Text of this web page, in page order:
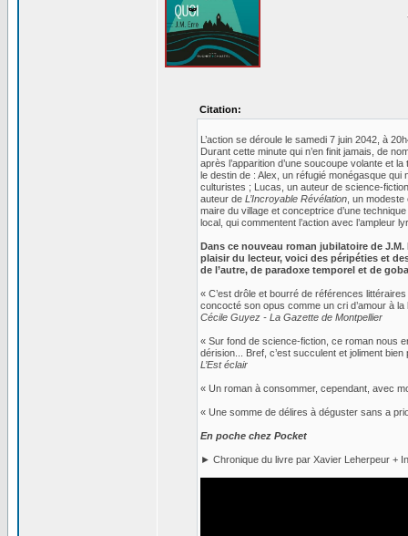
Citation:
L’action se déroule le samedi 7 juin 2042, à
Durant cette minute qui n’en finit jamais, de
après l’apparition d’une soucoupe volante et
le destin de : Alex, un réfugié monégasque
culturistes ; Lucas, un auteur de science-
auteur de L’Incroyable Révélation , un
maire du village et conceptrice d’une
local, qui commentent l’action avec l’ampleur
Dans ce nouveau roman jubilatoire de
plaisir du lecteur, voici des péripéties et
de l’autre, de paradoxe temporel et de
« C’est drôle et bourré de références
concocté son opus comme un cri d’amour à la
Cécile Guyez - La Gazette de Montpellier
« Sur fond de science-fiction, ce roman nous
dérision... Bref, c’est succulent et joliment
L’Est éclair
« Un roman à consommer, cependant, avec
« Une somme de délires à déguster sans a
En poche chez Pocket
► Chronique du livre par Xavier Leherpeur +